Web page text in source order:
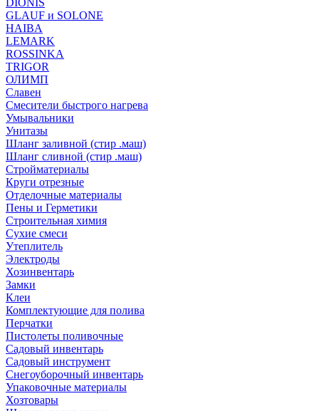
DIONIS
GLAUF и SOLONE
HAIBA
LEMARK
ROSSINKA
TRIGOR
ОЛИМП
Славен
Смесители быстрого нагрева
Умывальники
Унитазы
Шланг заливной (стир .маш)
Шланг сливной (стир .маш)
Стройматериалы
Круги отрезные
Отделочные материалы
Пены и Герметики
Строительная химия
Сухие смеси
Утеплитель
Электроды
Хозинвентарь
Замки
Клеи
Комплектующие для полива
Перчатки
Пистолеты поливочные
Садовый инвентарь
Садовый инструмент
Снегоуборочный инвентарь
Упаковочные материалы
Хозтовары